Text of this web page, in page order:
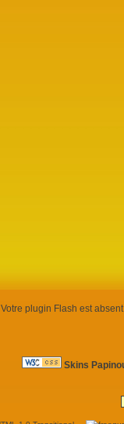
Votre plugin Flash est
Skins